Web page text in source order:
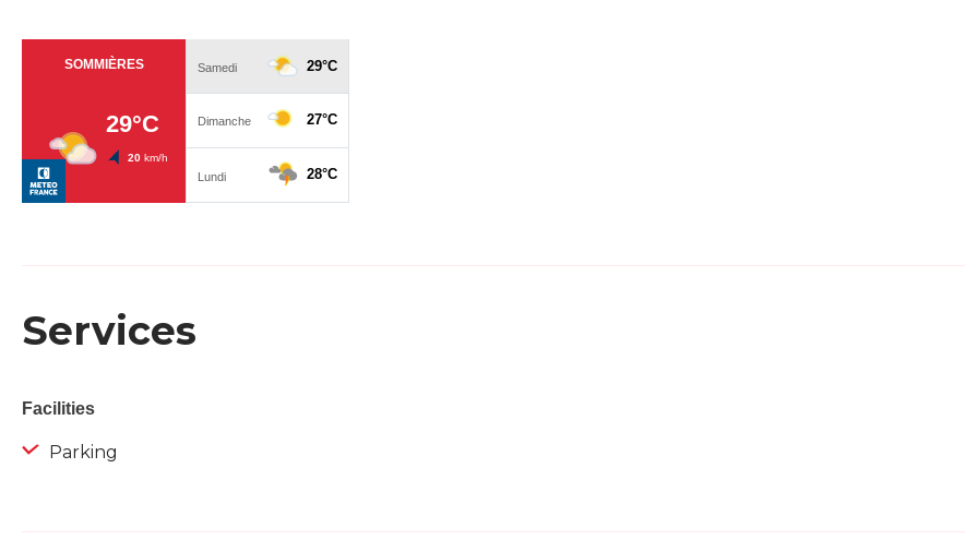
Services
Facilities
Parking